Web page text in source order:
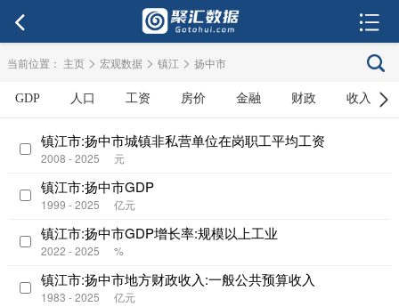
当前位置： 主页 > 宏观数据 > 镇江 > 扬中市
GDP 人口 工资 房价 金融 财政 收入
镇江市:扬中市城镇非私营单位在岗职工平均工资
2008 - 2025 元
镇江市:扬中市GDP
1999 - 2025 亿元
镇江市:扬中市GDP增长率:规模以上工业
2022 - 2025 %
镇江市:扬中市地方财政收入:一般公共预算收入
1983 - 2025 亿元